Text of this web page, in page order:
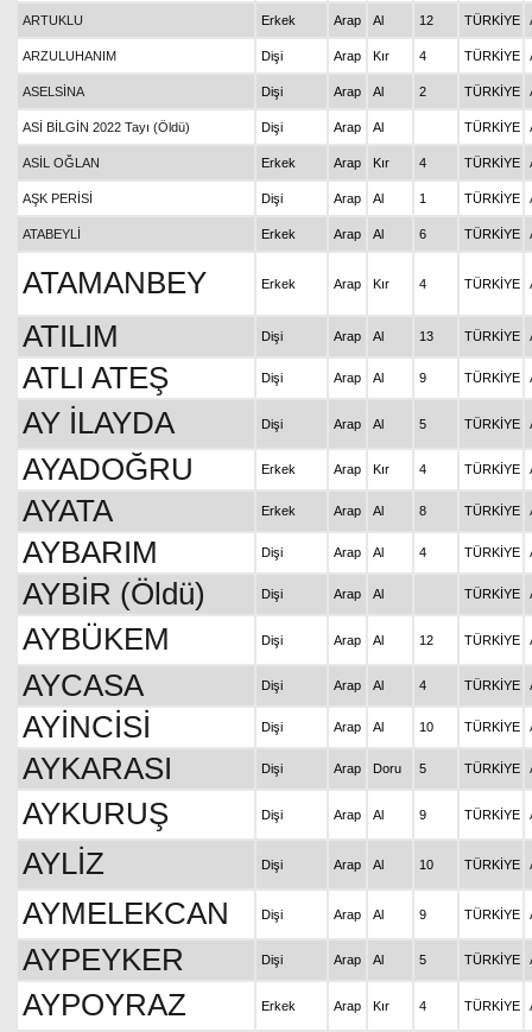
ARTUKLU Erkek Arap Al 12 TÜRKİYE
ARZULUHANIM Dişi Arap Kır 4 TÜRKİYE
ASELSİNA Dişi Arap Al 2 TÜRKİYE
ASİ BİLGİN 2022 Tayı (Öldü) Dişi Arap Al TÜRKİYE
ASİL OĞLAN Erkek Arap Kır 4 TÜRKİYE
AŞK PERİSİ Dişi Arap Al 1 TÜRKİYE
ATABEYLİ Erkek Arap Al 6 TÜRKİYE
ATAMANBEY Erkek Arap Kır 4 TÜRKİYE
ATILIM Dişi Arap Al 13 TÜRKİYE
ATLI ATEŞ Dişi Arap Al 9 TÜRKİYE
AY İLAYDA Dişi Arap Al 5 TÜRKİYE
AYADOĞRU Erkek Arap Kır 4 TÜRKİYE
AYATA Erkek Arap Al 8 TÜRKİYE
AYBARIM Dişi Arap Al 4 TÜRKİYE
AYBİR (Öldü) Dişi Arap Al TÜRKİYE
AYBÜKEM Dişi Arap Al 12 TÜRKİYE
AYCASA Dişi Arap Al 4 TÜRKİYE
AYİNCİSİ Dişi Arap Al 10 TÜRKİYE
AYKARASI Dişi Arap Doru 5 TÜRKİYE
AYKURUŞ Dişi Arap Al 9 TÜRKİYE
AYLİZ Dişi Arap Al 10 TÜRKİYE
AYMELEKCAN Dişi Arap Al 9 TÜRKİYE
AYPEYKER Dişi Arap Al 5 TÜRKİYE
AYPOYRAZ Erkek Arap Kır 4 TÜRKİYE